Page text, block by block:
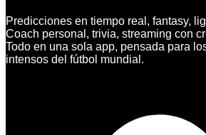
Predicciones en tiempo real, fantasy,
Coach personal, trivia, streaming con
Todo en una sola app, pensada para
intensos del fútbol mundial.